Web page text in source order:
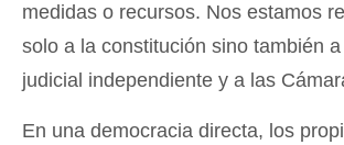
medidas o recursos. Nos estamos
solo a la constitución sino también
judicial independiente y a las
En una democracia directa, los